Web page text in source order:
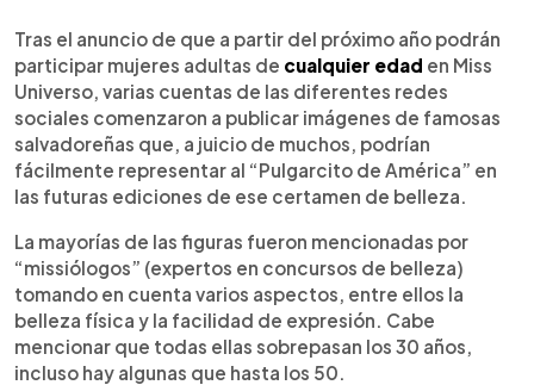
► Escuchar artículo
Tras el anuncio de que a partir del próximo año podrán
participar mujeres adultas de cualquier edad en Miss
Universo, varias cuentas de las diferentes redes
sociales comenzaron a publicar imágenes de famosas
salvadoreñas que, a juicio de muchos, podrían
fácilmente representar al “Pulgarcito de América” en
las futuras ediciones de ese certamen de belleza.
La mayorías de las figuras fueron mencionadas por
“missiólogos” (expertos en concursos de belleza)
tomando en cuenta varios aspectos, entre ellos la
belleza física y la facilidad de expresión. Cabe
mencionar que todas ellas sobrepasan los 30 años,
incluso hay algunas que hasta los 50.